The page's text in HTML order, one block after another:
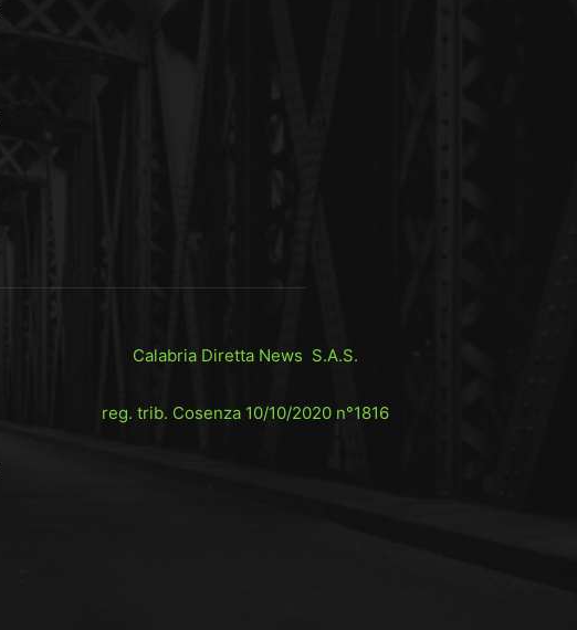
Calabria Diretta News S.A.S.
reg. trib. Cosenza 10/10/2020 n°1816